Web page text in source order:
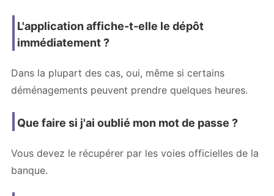
L'application affiche-t-elle le dépôt
immédiatement ?
Dans la plupart des cas, oui, même si certains
déménagements peuvent prendre quelques heures.
Que faire si j'ai oublié mon mot de passe ?
Vous devez le récupérer par les voies officielles de la
banque.